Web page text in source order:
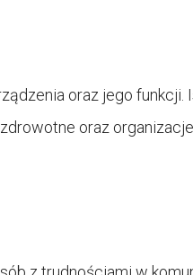
oraz jego funkcji.
oraz